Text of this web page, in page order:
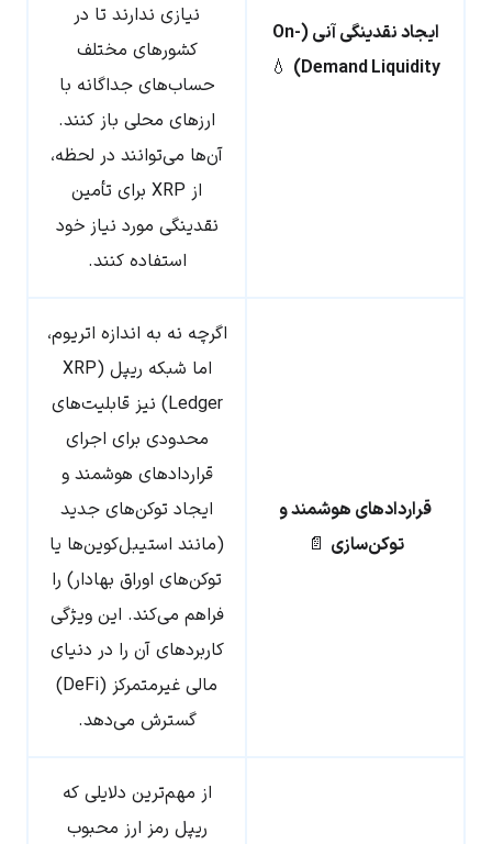
ایجاد نقدینگی آنی (On-
Demand Liquidity)
💧
نیازی ندارند تا در
کشورهای مختلف
حساب‌های جداگانه با
ارزهای محلی باز کنند.
آن‌ها می‌توانند در لحظه،
از XRP برای تأمین
نقدینگی مورد نیاز خود
استفاده کنند.
قراردادهای هوشمند و
توکن‌سازی 📄
اگرچه نه به اندازه اتریوم،
اما شبکه ریپل (XRP
Ledger) نیز قابلیت‌های
محدودی برای اجرای
قراردادهای هوشمند و
ایجاد توکن‌های جدید
(مانند استیبل‌کوین‌ها یا
توکن‌های اوراق بهادار) را
فراهم می‌کند. این ویژگی
کاربردهای آن را در دنیای
مالی غیرمتمرکز (DeFi)
گسترش می‌دهد.
از مهم‌ترین دلایلی که
ریپل رمز ارز محبوب